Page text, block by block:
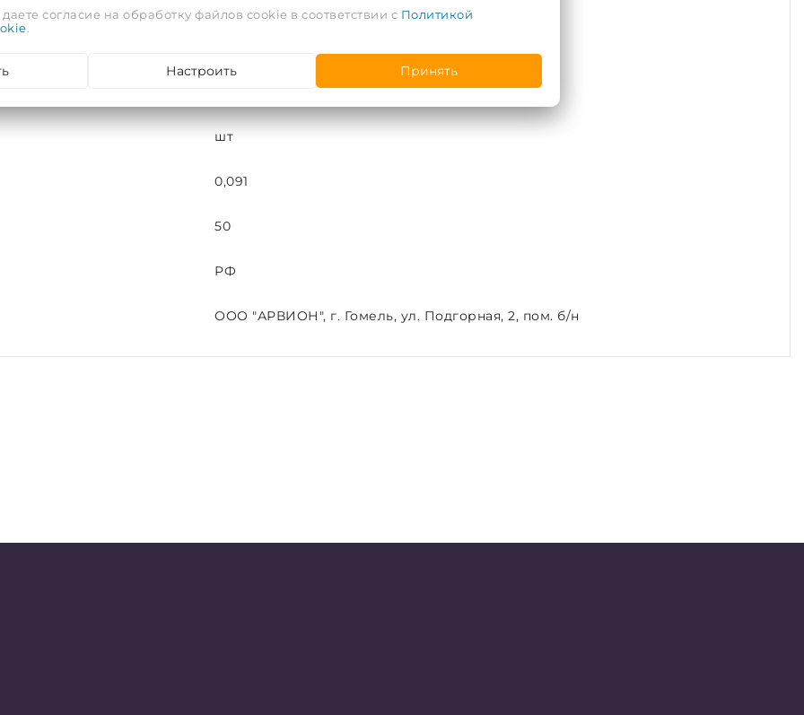
шт
0,091
50
РФ
ООО "АРВИОН", г. Гомель, ул. Подгорная, 2, пом. б/н
согласие на обработку файлов cookie в соответствии с Политикой
.
Настроить Принять